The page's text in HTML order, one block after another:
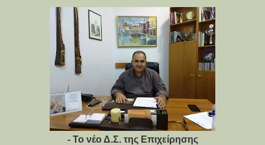
- Το νέο Δ.Σ. της Επιχείρησης